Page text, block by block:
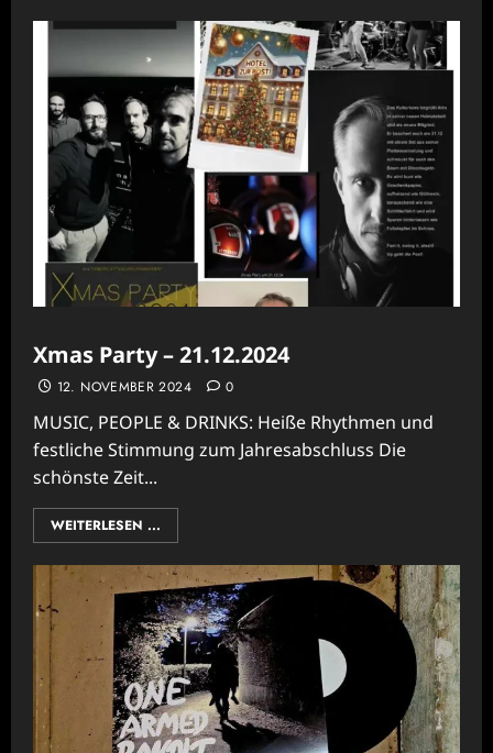
Xmas Party – 21.12.2024
12. NOVEMBER 2024 0
MUSIC, PEOPLE & DRINKS: Heiße Rhythmen und
festliche Stimmung zum Jahresabschluss Die
schönste Zeit...
WEITERLESEN ...